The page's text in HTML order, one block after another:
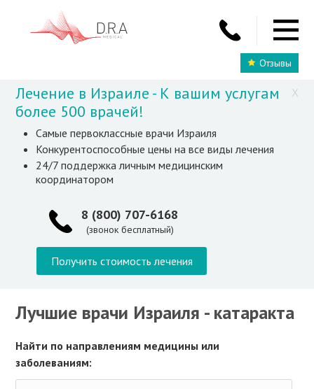
Отзывы
X
Лечение в Израиле - К вашим услугам
более 500 врачей!
Самые первоклассные врачи Израиля
Конкурентоспособные цены на все виды лечения
24/7 поддержка личным медицинским
координатором
8 (800) 707-6168
(звонок бесплатный)
Получить стоимость лечения
Лучшие врачи Израиля - катаракта
Найти по направлениям медицины или
заболеваниям: